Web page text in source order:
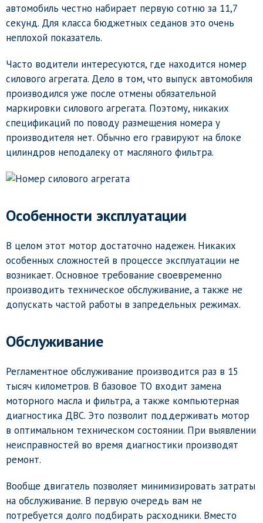
автомобиль честно набирает первую сотню за 11,7
секунд. Для класса бюджетных седанов это очень
неплохой показатель.
Часто водители интересуются, где находится номер
силового агрегата. Дело в том, что выпуск автомобиля
производился уже после отмены обязательной
маркировки силового агрегата. Поэтому, никаких
спецификаций по поводу размещения номера у
производителя нет. Обычно его гравируют на блоке
цилиндров неподалеку от масляного фильтра.
Особенности эксплуатации
В целом этот мотор достаточно надежен. Никаких
особенных сложностей в процессе эксплуатации не
возникает. Основное требование своевременно
производить техническое обслуживание, а также не
допускать частой работы в запредельных режимах.
Обслуживание
Регламентное обслуживание производится раз в 15
тысяч километров. В базовое ТО входит замена
моторного масла и фильтра, а также компьютерная
диагностика ДВС. Это позволит поддерживать мотор
в оптимальном техническом состоянии. При выявлении
неисправностей во время диагностики производят
ремонт.
Вообще двигатель позволяет минимизировать затраты
на обслуживание. В первую очередь вам не
потребуется долго подбирать расходники. Вместо